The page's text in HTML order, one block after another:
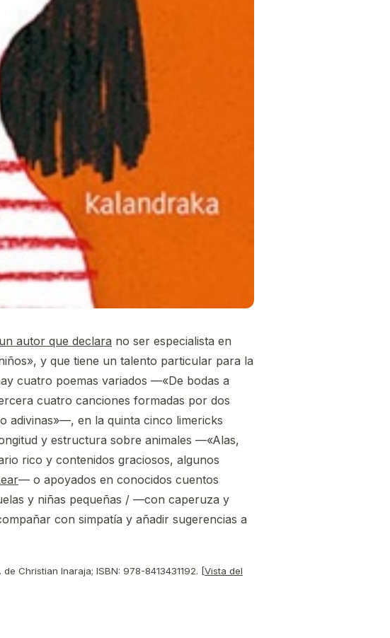
un autor que declara no ser especialista en
y que tiene un talento particular para la
cuatro poemas variados —«De bodas a
cuatro canciones formadas por dos
adivinas»—, en la quinta cinco limericks
y estructura sobre animales —«Alas,
rico y contenidos graciosos, algunos
— o apoyados en conocidos cuentos
y niñas pequeñas / —con caperuza y
con simpatía y añadir sugerencias a
Christian Inaraja; ISBN: ‎978-8413431192. [Vista del